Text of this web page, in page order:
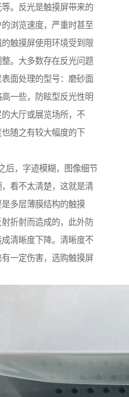
。反光是触摸屏带来的
浏览速度，严重时甚至
触摸屏使用环境受到限
。大多数存在反光问题
面处理的型号：磨砂面
一些，防眩型反光性明
大厅或展览场所，不
随之有较大幅度的下
后，字迹模糊，图像细节
看不太清楚，这就是清
多层薄膜结构的触摸
折射而造成的，此外防
清晰度下降。清晰度不
一定伤害，选购触摸屏